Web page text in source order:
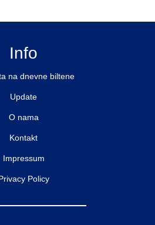
Info
na dnevne biltene
Update
O nama
Kontakt
Impressum
Policy